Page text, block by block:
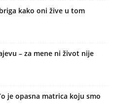
kako oni žive u tom
– za mene ni život nije
je opasna matrica koju smo